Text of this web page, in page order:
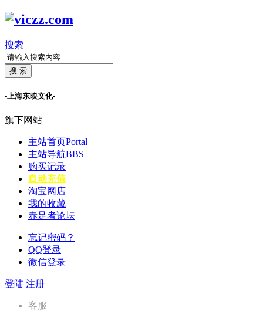
搜索
搜 索
-上海东映文化-
旗下网站
主站首页Portal
主站导航BBS
购买记录
自动充值
淘宝网店
我的收藏
赤足者论坛
忘记密码？
QQ登录
微信登录
登陆 注册
客服